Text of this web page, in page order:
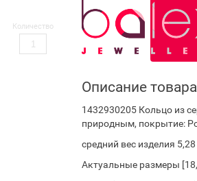
Количество
Описание товара
1432930205 Кольцо из
природным, покрытие:
средний вес изделия 5,28
Актуальные размеры